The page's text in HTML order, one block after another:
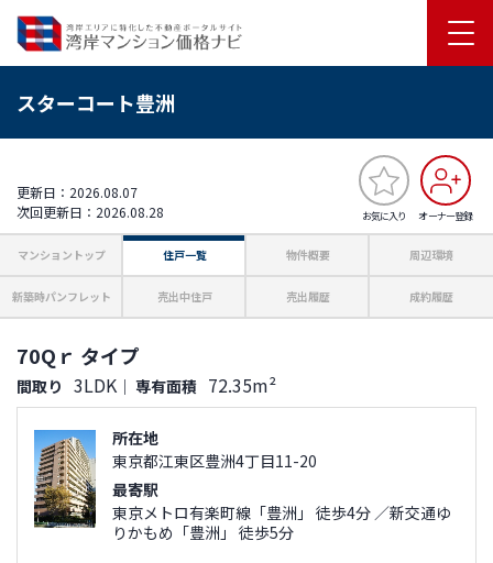
スターコート豊洲
お気に入り オーナー登録
更新日：2026.08.07
次回更新日：2026.08.28
マンショントップ 住戸一覧 物件概要 周辺環境
新築時パンフレット 売出中住戸 売出履歴 成約履歴
70Qｒ タイプ
間取り 3LDK ｜ 専有面積 72.35m²
所在地
東京都江東区豊洲4丁目11-20
最寄駅
東京メトロ有楽町線「豊洲」 徒歩4分 ／新交通ゆ
りかもめ「豊洲」 徒歩5分